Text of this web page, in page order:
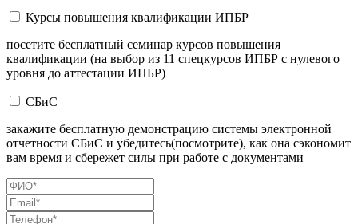
Курсы повышения квалификации ИПБР
посетите бесплатный семинар курсов повышения
квалификации (на выбор из 11 спецкурсов ИПБР с нулевого
уровня до аттестации ИПБР)
СБиС
закажите бесплатную демонстрацию системы электронной
отчетности СБиС и убедитесь(посмотрите), как она сэкономит
вам время и сбережет силы при работе с документами